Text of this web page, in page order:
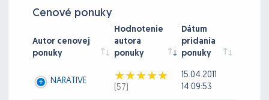
Cenové ponuky
Autor cenovej
ponuky
Hodnotenie
autora
ponuky
Dátum
pridania
ponuky
NARATIVE
(57)
15.04.2011
14:09:53